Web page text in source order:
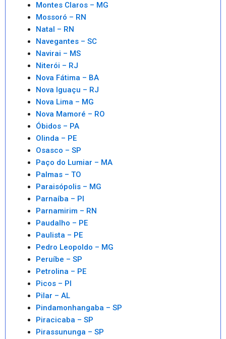
Montes Claros – MG
Mossoró – RN
Natal – RN
Navegantes – SC
Navirai – MS
Niterói – RJ
Nova Fátima – BA
Nova Iguaçu – RJ
Nova Lima – MG
Nova Mamoré – RO
Óbidos – PA
Olinda – PE
Osasco – SP
Paço do Lumiar – MA
Palmas – TO
Paraisópolis – MG
Parnaíba – PI
Parnamirim – RN
Paudalho – PE
Paulista – PE
Pedro Leopoldo – MG
Peruíbe – SP
Petrolina – PE
Picos – PI
Pilar – AL
Pindamonhangaba – SP
Piracicaba – SP
Pirassununga – SP